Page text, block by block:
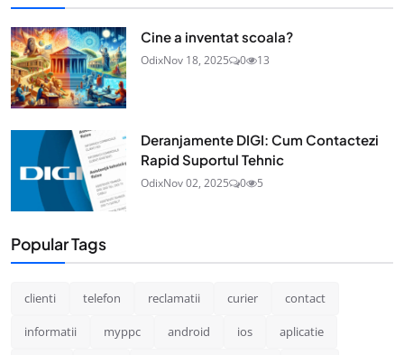
Cine a inventat scoala?
OdixNov 18, 2025 0 13
Deranjamente DIGI: Cum Contactezi
Rapid Suportul Tehnic
OdixNov 02, 2025 0 5
Popular Tags
clienti telefon reclamatii curier contact
informatii myppc android ios aplicatie